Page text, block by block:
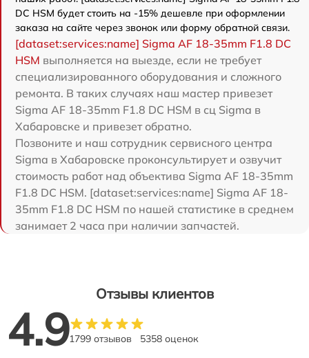
DC HSM будет стоить на -15% дешевле при оформлении
заказа на сайте через звонок или форму обратной связи.
[dataset:services:name] Sigma AF 18-35mm F1.8 DC
HSM выполняется на выезде, если не требует
специализированного оборудования и сложного
ремонта. В таких случаях наш мастер привезет
Sigma AF 18-35mm F1.8 DC HSM в сц Sigma в
Хабаровске и привезет обратно.
Позвоните и наш сотрудник сервисного центра
Sigma в Хабаровске проконсультирует и озвучит
стоимость работ над объектива Sigma AF 18-35mm
F1.8 DC HSM. [dataset:services:name] Sigma AF 18-
35mm F1.8 DC HSM по нашей статистике в среднем
занимает 2 часа при наличии запчастей.
Отзывы клиентов
4.91799 отзывов 5358 оценок